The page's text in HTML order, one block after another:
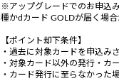
※アップグレードでのお申込
種かdカード GOLDが届く場
【ポイント却下条件】
・過去に対象カードを申込み
・対象カード以外の発行・カ
・カード発行に至らなかった